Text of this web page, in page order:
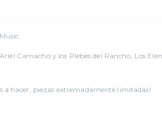
Camacho y los Plebes del Rancho, Los
a hacer, piezas extremadamente limitadas!